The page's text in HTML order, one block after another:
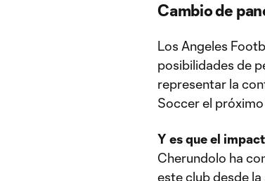
Cambio de
Los Angeles
posibilidades de
representar la
Soccer el
Y es que el
Cherundolo ha
este club desde la